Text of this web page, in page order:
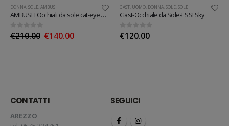
DONNA, SOLE AMBUSH
AMBUSH Occhiali da sole cat-eye Molly
0out of 5
€210.00 €140.00
GAST UOMO DONNA, SOLE SOLE
Gast-Occhiale da Sole-ESSI Sky
0out of 5
€120.00
CONTATTI
AREZZO
SEGUICI